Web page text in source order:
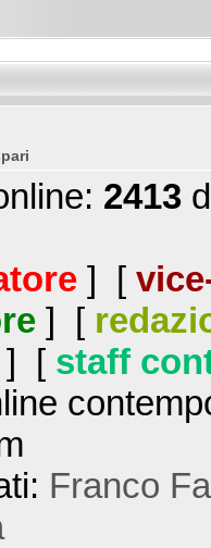
2413
] [
] [
] [ staff
Franco